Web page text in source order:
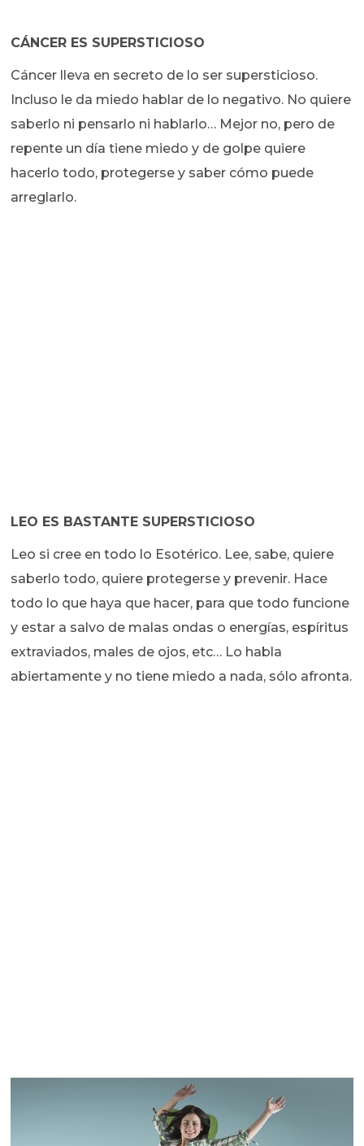
CÁNCER ES SUPERSTICIOSO
Cáncer lleva en secreto de lo ser supersticioso.
Incluso le da miedo hablar de lo negativo. No quiere
saberlo ni pensarlo ni hablarlo… Mejor no, pero de
repente un día tiene miedo y de golpe quiere
hacerlo todo, protegerse y saber cómo puede
arreglarlo.
LEO ES BASTANTE SUPERSTICIOSO
Leo si cree en todo lo Esotérico. Lee, sabe, quiere
saberlo todo, quiere protegerse y prevenir. Hace
todo lo que haya que hacer, para que todo funcione
y estar a salvo de malas ondas o energías, espíritus
extraviados, males de ojos, etc… Lo habla
abiertamente y no tiene miedo a nada, sólo afronta.